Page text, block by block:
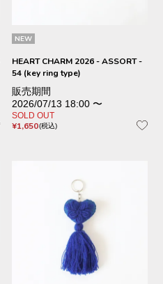
NEW
HEART CHARM 2026 - ASSORT -
54 (key ring type)
販売期間
2026/07/13 18:00 〜
SOLD OUT
¥1,650 税込